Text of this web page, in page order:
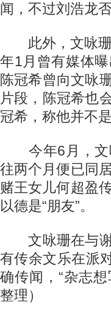
闻，不过刘浩龙
此外，文咏珊
年1月曾有媒体
陈冠希曾向文咏
片段，陈冠希也
冠希，称他并不
今年6月，文
往两个月便已同
赌王女儿何超盈
以德是“朋友”。
文咏珊在与谢
有传余文乐在派
确传闻，“杂志
整理）